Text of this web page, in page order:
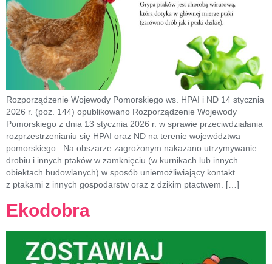
Rozporządzenie Wojewody Pomorskiego ws. HPAI i ND 14 stycznia
2026 r. (poz. 144) opublikowano Rozporządzenie Wojewody
Pomorskiego z dnia 13 stycznia 2026 r. w sprawie przeciwdziałania
rozprzestrzenianiu się HPAI oraz ND na terenie województwa
pomorskiego. Na obszarze zagrożonym nakazano utrzymywanie
drobiu i innych ptaków w zamknięciu (w kurnikach lub innych
obiektach budowlanych) w sposób uniemożliwiający kontakt
z ptakami z innych gospodarstw oraz z dzikim ptactwem. […]
Ekodobra